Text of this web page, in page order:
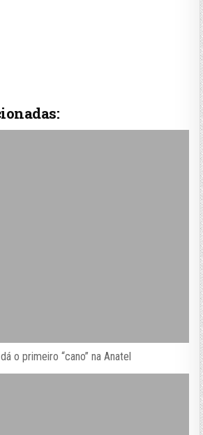
o primeiro “cano” na Anatel